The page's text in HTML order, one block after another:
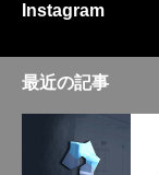
Instagram
最近の記事